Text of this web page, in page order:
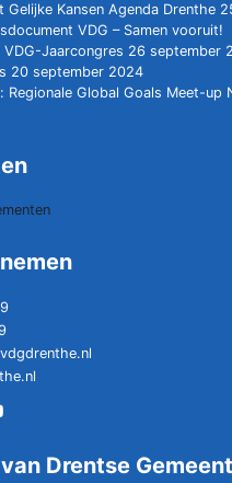
Gelijke Kansen Agenda Drenthe
VDG – Samen vooruit!
VDG-Jaarcongres 26 september
20 september 2024
Regionale Global Goals Meet-up
Drentse